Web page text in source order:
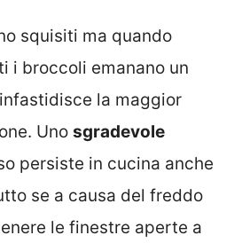
squisiti ma quando
i broccoli emanano un
la maggior
Uno sgradevole
persiste in cucina anche
se a causa del freddo
le finestre aperte a